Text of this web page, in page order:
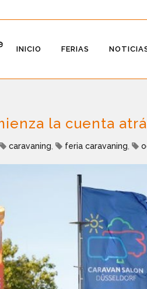
INICIO FERIAS
la cuenta
caravaning feria caravaning